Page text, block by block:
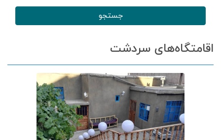
جستجو
اقامتگاه‌های سردشت